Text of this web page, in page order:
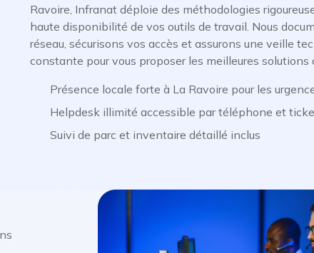
Ravoire, Infranat déploie des méthodologies
haute disponibilité de vos outils de travail. Nous
réseau, sécurisons vos accès et assurons une veille
constante pour vous proposer les meilleures solutions
Présence locale forte à La Ravoire pour les
Helpdesk illimité accessible par téléphone et
Suivi de parc et inventaire détaillé inclus